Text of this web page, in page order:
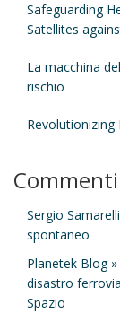
Safeguarding
Satellites
La macchina
rischio
Sergio Samarelli
spontaneo
Planetek Blog
disastro
Spazio